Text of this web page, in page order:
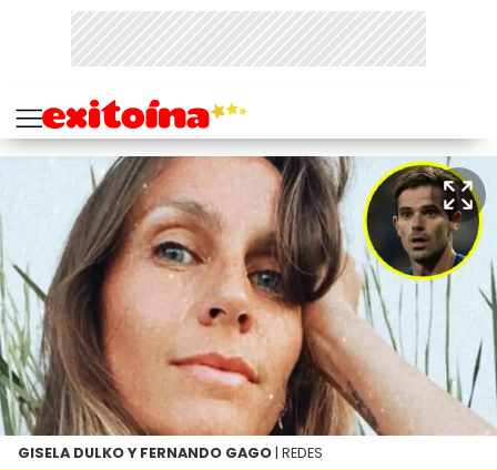
GISELA DULKO Y FERNANDO GAGO | REDES